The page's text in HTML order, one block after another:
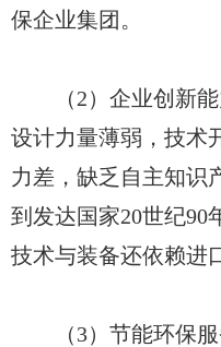
保企业集团。
（2）企业创新能
设计力量薄弱，技术
力差，缺乏自主知识
到发达国家20世纪90
技术与装备还依赖进
（3）节能环保服